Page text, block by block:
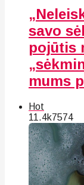
savo
pojūtis
mums
Hot
11.4k7574